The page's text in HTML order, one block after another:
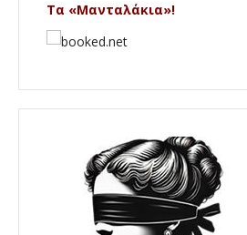
Τα «Μανταλάκια»!